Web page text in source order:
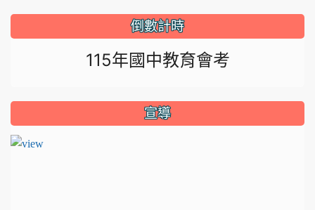
倒數計時
115年國中教育會考
宣導